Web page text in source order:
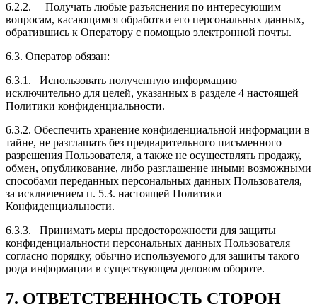
6.2.2. Получать любые разъяснения по интересующим
вопросам, касающимся обработки его персональных данных,
обратившись к Оператору с помощью электронной почты.
6.3. Оператор обязан:
6.3.1. Использовать полученную информацию
исключительно для целей, указанных в разделе 4 настоящей
Политики конфиденциальности.
6.3.2. Обеспечить хранение конфиденциальной информации в
тайне, не разглашать без предварительного письменного
разрешения Пользователя, а также не осуществлять продажу,
обмен, опубликование, либо разглашение иными возможными
способами переданных персональных данных Пользователя,
за исключением п. 5.3. настоящей Политики
Конфиденциальности.
6.3.3. Принимать меры предосторожности для защиты
конфиденциальности персональных данных Пользователя
согласно порядку, обычно используемого для защиты такого
рода информации в существующем деловом обороте.
7. ОТВЕТСТВЕННОСТЬ СТОРОН